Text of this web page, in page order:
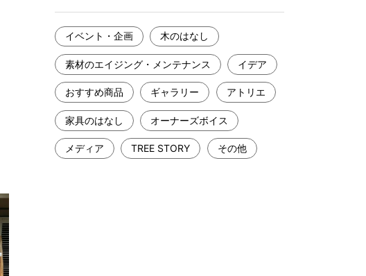
イベント・企画 木のはなし
素材のエイジング・メンテナンス イデア
おすすめ商品 ギャラリー アトリエ
家具のはなし オーナーズボイス
メディア TREE STORY その他